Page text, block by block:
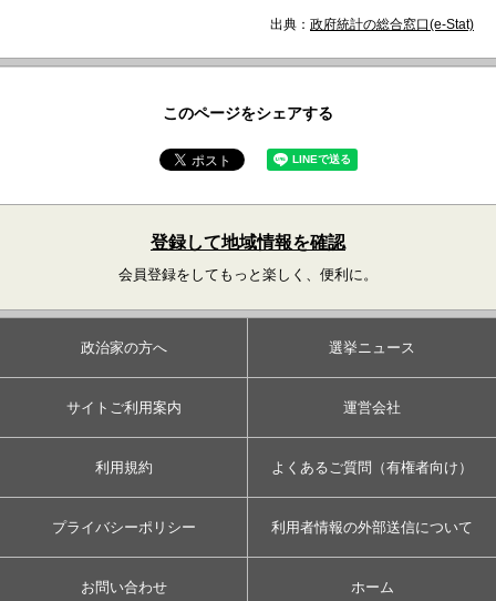
出典： 政府統計の総合窓口(e-Stat)
このページをシェアする
登録して地域情報を確認
会員登録をしてもっと楽しく、便利に。
政治家の方へ 選挙ニュース
サイトご利用案内 運営会社
利用規約 よくあるご質問（有権者向け）
プライバシーポリシー 利用者情報の外部送信について
お問い合わせ ホーム